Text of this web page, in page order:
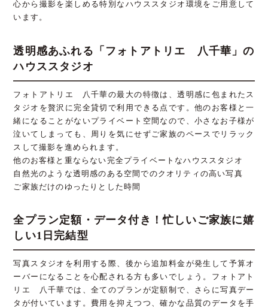
心から撮影を楽しめる特別なハウススタジオ環境をご用意して
います。
透明感あふれる「フォトアトリエ 八千華」の
ハウススタジオ
フォトアトリエ 八千華の最大の特徴は、透明感に包まれたス
タジオを贅沢に完全貸切で利用できる点です。他のお客様と一
緒になることがないプライベート空間なので、小さなお子様が
泣いてしまっても、周りを気にせずご家族のペースでリラック
スして撮影を進められます。
他のお客様と重ならない完全プライベートなハウススタジオ
自然光のような透明感のある空間でのクオリティの高い写真
ご家族だけのゆったりとした時間
全プラン定額・データ付き！忙しいご家族に嬉
しい1日完結型
写真スタジオを利用する際、後から追加料金が発生して予算オ
ーバーになることを心配される方も多いでしょう。フォトアト
リエ 八千華では、全てのプランが定額制で、さらに写真デー
タが付いています。費用を抑えつつ、確かな品質のデータを手